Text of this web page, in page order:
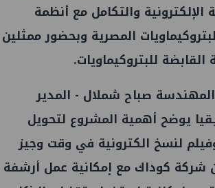
والتكامل مع أنظمة
المصرية وبحضور ممثلين
للبتروكيماويات.
صباح شملال - المدير
يوضح أهمية المشروع لتحويل
لنسخ الكترونية في وقت وجيز
كوداك مع إمكانية عمل أرشفة